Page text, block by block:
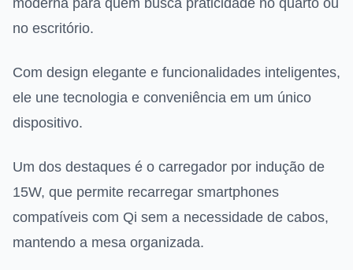
moderna para quem busca praticidade no quarto ou
no escritório.
Com design elegante e funcionalidades inteligentes,
ele une tecnologia e conveniência em um único
dispositivo.
Um dos destaques é o carregador por indução de
15W, que permite recarregar smartphones
compatíveis com Qi sem a necessidade de cabos,
mantendo a mesa organizada.